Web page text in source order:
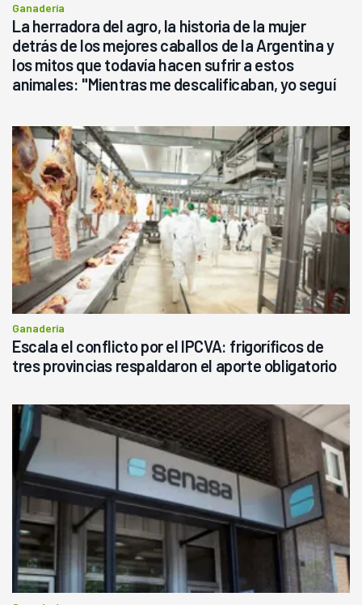
Ganadería
La herradora del agro, la historia de la mujer
detrás de los mejores caballos de la Argentina y
los mitos que todavía hacen sufrir a estos
animales: "Mientras me descalificaban, yo seguí
Ganadería
Escala el conflicto por el IPCVA: frigoríficos de
tres provincias respaldaron el aporte obligatorio